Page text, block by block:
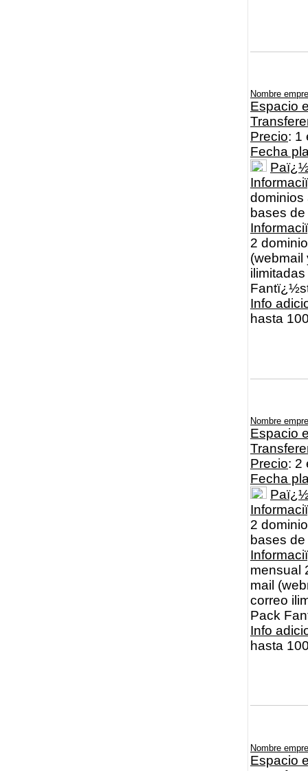
Nombre
Espacio
Precio: 1
Fecha
dominios
bases
2
(webmail
Info
hasta
Nombre
Espacio
Precio: 2
Fecha
2
bases
mensual
mail
correo
Pack
Info
hasta
Nombre
Espacio